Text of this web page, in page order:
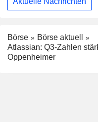
Börse
Börse aktuell
Atlassian: Q3-Zahlen
Oppenheimer